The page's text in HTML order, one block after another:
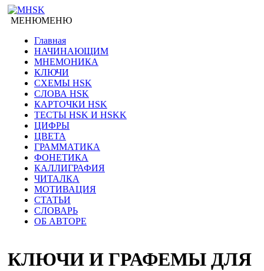
МЕНЮМЕНЮ
Главная
НАЧИНАЮЩИМ
МНЕМОНИКА
КЛЮЧИ
СХЕМЫ HSK
СЛОВА HSK
КАРТОЧКИ HSK
ТЕСТЫ HSK И HSKK
ЦИФРЫ
ЦВЕТА
ГРАММАТИКА
ФОНЕТИКА
КАЛЛИГРАФИЯ
ЧИТАЛКА
МОТИВАЦИЯ
СТАТЬИ
СЛОВАРЬ
ОБ АВТОРЕ
КЛЮЧИ И ГРАФЕМЫ ДЛЯ